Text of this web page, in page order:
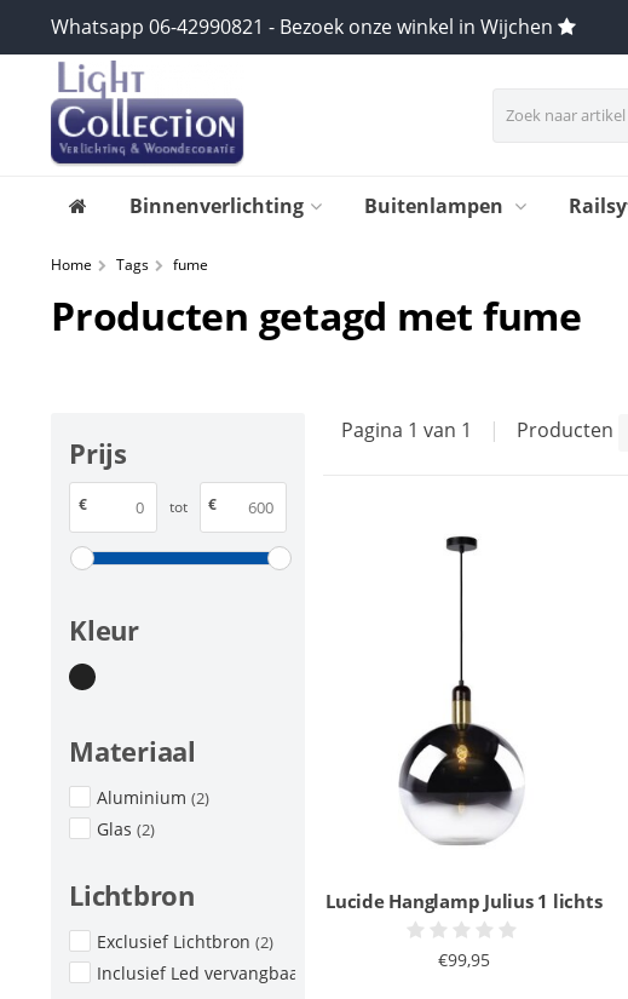
Whatsapp 06-42990821 - Bezoek onze winkel in Wijchen
Binnenverlichting Buitenlampen
Home Tags fume
Producten getagd met fume
Prijs
€ tot €
Kleur
Materiaal
Aluminium (2)
Glas (2)
Lichtbron
Exclusief Lichtbron (2)
Inclusief Led vervangbaar
Pagina 1 van 1 | Producten
Lucide Hanglamp Julius 1 lichts
€99,95